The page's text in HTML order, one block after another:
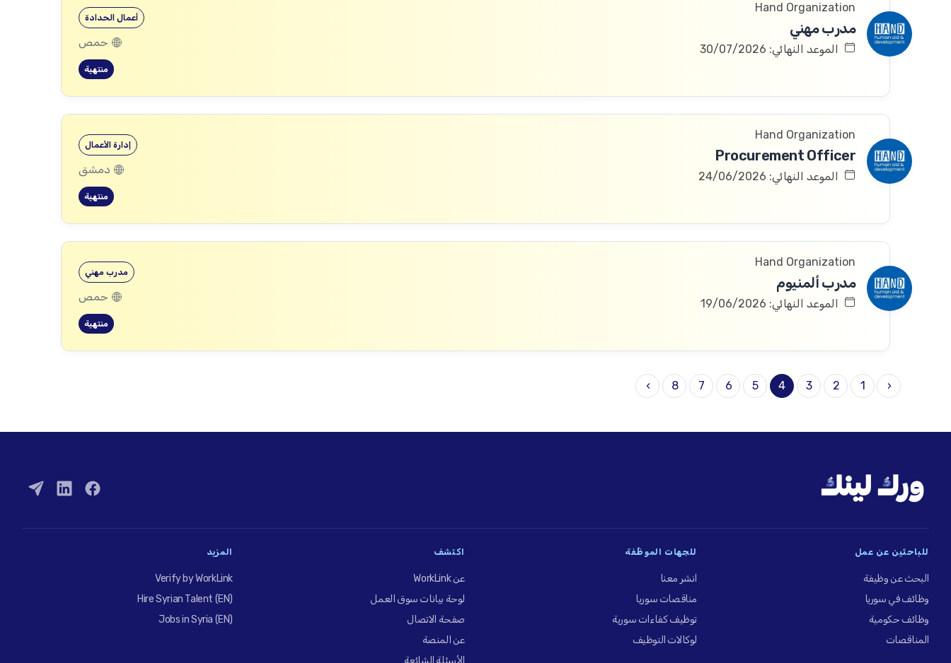
Hand Organization
مدرب مهني
الموعد النهائي: 30/07/2026
أعمال الحدادة
حمص
منتهية
Hand Organization
Procurement Officer
الموعد النهائي: 24/06/2026
إدارة الأعمال
دمشق
منتهية
Hand Organization
مدرب ألمنيوم
الموعد النهائي: 19/06/2026
مدرب مهني
حمص
منتهية
‹
1
2
3
4
5
6
7
8
›
للباحثين عن عمل
البحث عن وظيفة
وظائف في سوريا
وظائف حكومية
المناقصات
للجهات الموظِّفة
انشر معنا
مناقصات سوريا
توظيف كفاءات سورية
لوكالات التوظيف
اكتشف
عن WorkLink
لوحة بيانات سوق العمل
صفحة الاتصال
عن المنصة
الأسئلة الشائعة
المزيد
Verify by WorkLink
Hire Syrian Talent (EN)
Jobs in Syria (EN)